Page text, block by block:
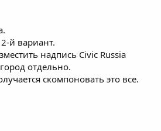
й вариант.
надпись Civic Russia
отдельно.
скомпоновать это все.